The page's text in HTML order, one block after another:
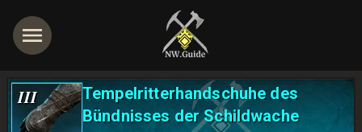
III
Tempelritterhandschuhe des
Bündnisses der Schildwache